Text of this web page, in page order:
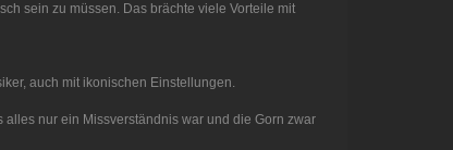
sein zu müssen. Das brächte viele Vorteile mit
auch mit ikonischen Einstellungen.
nur ein Missverständnis war und die Gorn zwar